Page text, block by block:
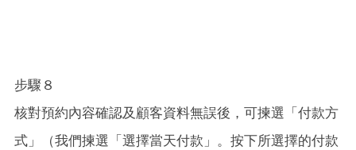
步驟８
核對預約內容確認及顧客資料無誤後，可揀選「付款方
式」（我們揀選「選擇當天付款」。按下所選擇的付款